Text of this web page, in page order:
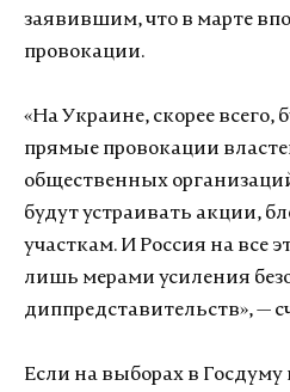
заявившим, что в марте
провокации.
«На Украине, скорее всего,
прямые провокации
общественных
будут устраивать акции,
участкам. И Россия на все
лишь мерами усиления
диппредставительств», —
Если на выборах в Госдуму